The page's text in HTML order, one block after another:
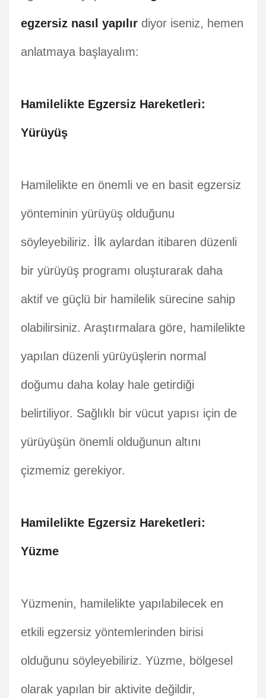
egzersiz nasıl yapılır diyor iseniz, hemen
anlatmaya başlayalım:
Hamilelikte Egzersiz Hareketleri:
Yürüyüş
Hamilelikte en önemli ve en basit egzersiz
yönteminin yürüyüş olduğunu
söyleyebiliriz. İlk aylardan itibaren düzenli
bir yürüyüş programı oluşturarak daha
aktif ve güçlü bir hamilelik sürecine sahip
olabilirsiniz. Araştırmalara göre, hamilelikte
yapılan düzenli yürüyüşlerin normal
doğumu daha kolay hale getirdiği
belirtiliyor. Sağlıklı bir vücut yapısı için de
yürüyüşün önemli olduğunun altını
çizmemiz gerekiyor.
Hamilelikte Egzersiz Hareketleri:
Yüzme
Yüzmenin, hamilelikte yapılabilecek en
etkili egzersiz yöntemlerinden birisi
olduğunu söyleyebiliriz. Yüzme, bölgesel
olarak yapılan bir aktivite değildir,